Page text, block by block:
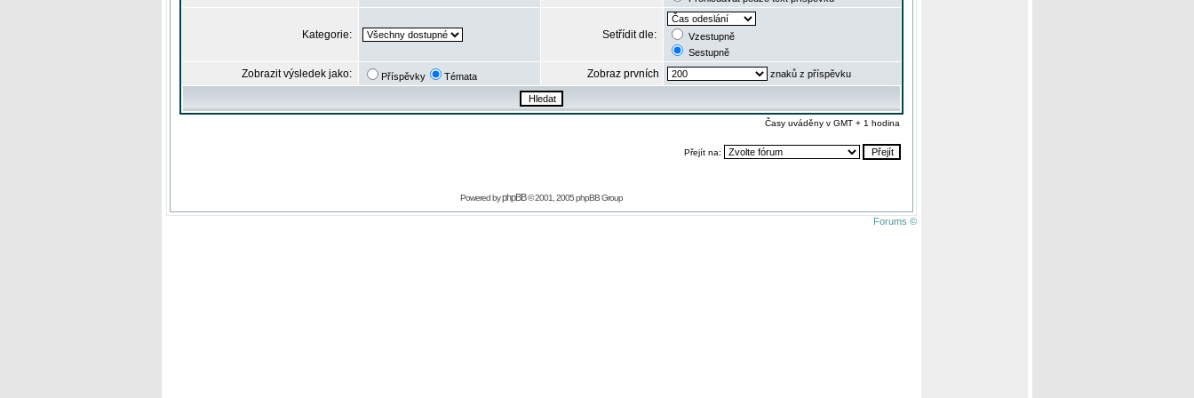
Kategorie: Setřídit dle:
Vzestupně
Sestupně
Zobrazit výsledek jako: Příspěvky Témata Zobraz prvních znaků z příspěvku
Časy uváděny v GMT + 1 hodina
Přejít na:
Powered byphpBB© 2001, 2005 phpBB Group
Forums ©